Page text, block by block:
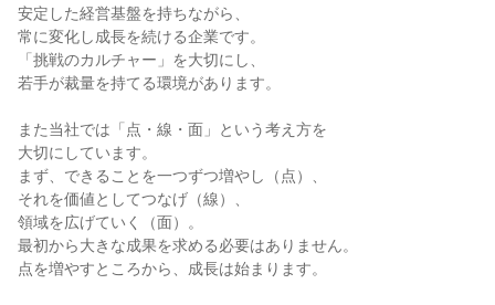
安定した経営基盤を持ちながら、
常に変化し成長を続ける企業です。
「挑戦のカルチャー」を大切にし、
若手が裁量を持てる環境があります。
また当社では「点・線・面」という考え方を
大切にしています。
まず、できることを一つずつ増やし（点）、
それを価値としてつなげ（線）、
領域を広げていく（面）。
最初から大きな成果を求める必要はありません。
点を増やすところから、成長は始まります。